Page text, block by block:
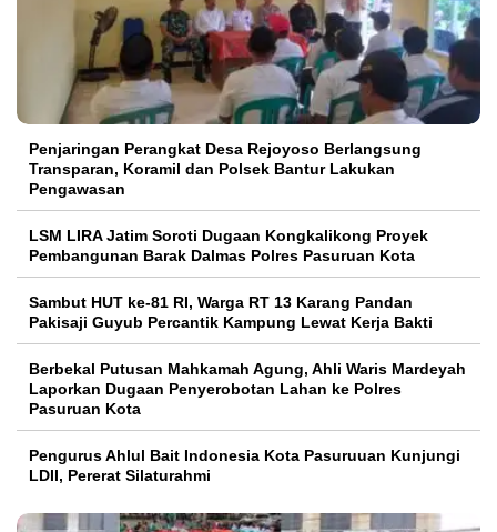
Penjaringan Perangkat Desa Rejoyoso Berlangsung
Transparan, Koramil dan Polsek Bantur Lakukan
Pengawasan
LSM LIRA Jatim Soroti Dugaan Kongkalikong Proyek
Pembangunan Barak Dalmas Polres Pasuruan Kota
Sambut HUT ke-81 RI, Warga RT 13 Karang Pandan
Pakisaji Guyub Percantik Kampung Lewat Kerja Bakti
Berbekal Putusan Mahkamah Agung, Ahli Waris Mardeyah
Laporkan Dugaan Penyerobotan Lahan ke Polres
Pasuruan Kota
Pengurus Ahlul Bait Indonesia Kota Pasuruuan Kunjungi
LDII, Pererat Silaturahmi